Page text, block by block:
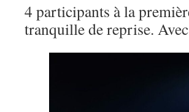
4 participants à la
tranquille de reprise.